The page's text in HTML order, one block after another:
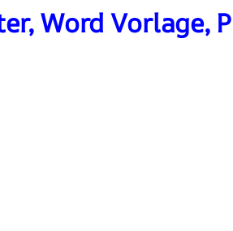
Word Vorlage,